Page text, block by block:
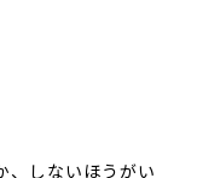
、しないほうがい